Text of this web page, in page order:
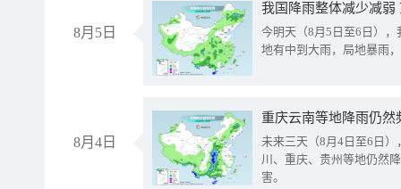
8月5日
我国降雨整体减少减弱
今明天（8月5日至6日）
地有中到大雨，局地暴雨
8月4日
重庆云南等地降雨仍然
未来三天（8月4日至6日
川、重庆、贵州等地仍然
害。